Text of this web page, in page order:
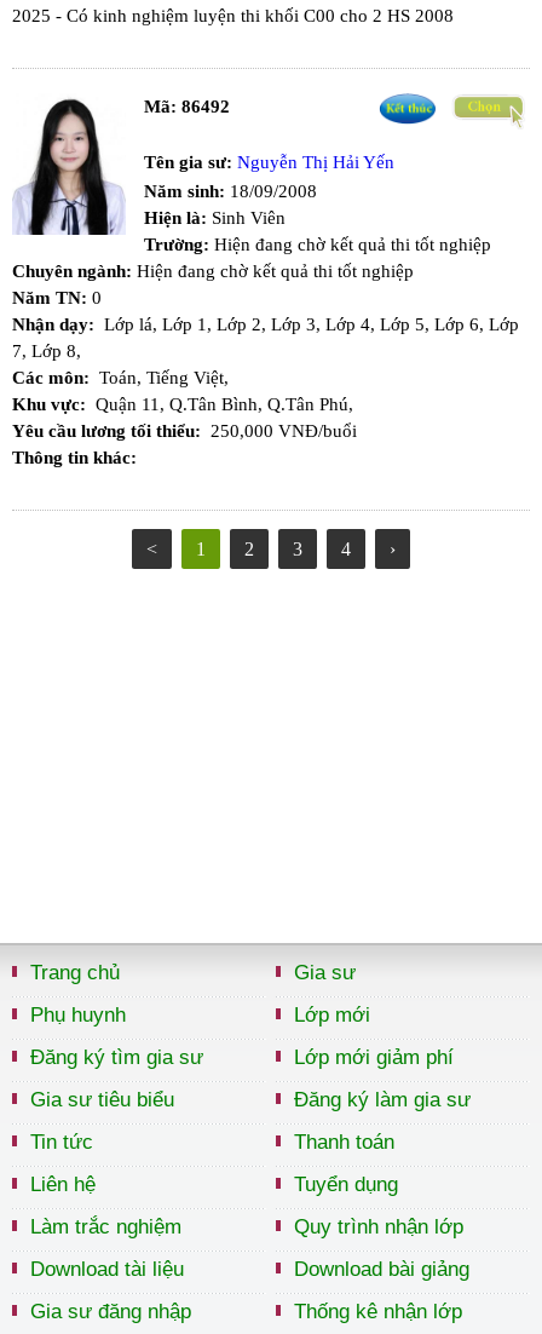
2025 - Có kinh nghiệm luyện thi khối C00 cho 2 HS 2008
Mã: 86492
Tên gia sư: Nguyễn Thị Hải Yến
Năm sinh: 18/09/2008
Hiện là: Sinh Viên
Trường: Hiện đang chờ kết quả thi tốt nghiệp
Chuyên ngành: Hiện đang chờ kết quả thi tốt nghiệp
Năm TN: 0
Nhận dạy: Lớp lá, Lớp 1, Lớp 2, Lớp 3, Lớp 4, Lớp 5, Lớp 6, Lớp
7, Lớp 8,
Các môn: Toán, Tiếng Việt,
Khu vực: Quận 11, Q.Tân Bình, Q.Tân Phú,
Yêu cầu lương tối thiểu:
250,000 VNĐ/buổi
Thông tin khác:
< 1 2 3 4 ›
Trang chủ
Phụ huynh
Đăng ký tìm gia sư
Gia sư tiêu biểu
Tin tức
Liên hệ
Làm trắc nghiệm
Download tài liệu
Gia sư đăng nhập
Gia sư
Lớp mới
Lớp mới giảm phí
Đăng ký làm gia sư
Thanh toán
Tuyển dụng
Quy trình nhận lớp
Download bài giảng
Thống kê nhận lớp